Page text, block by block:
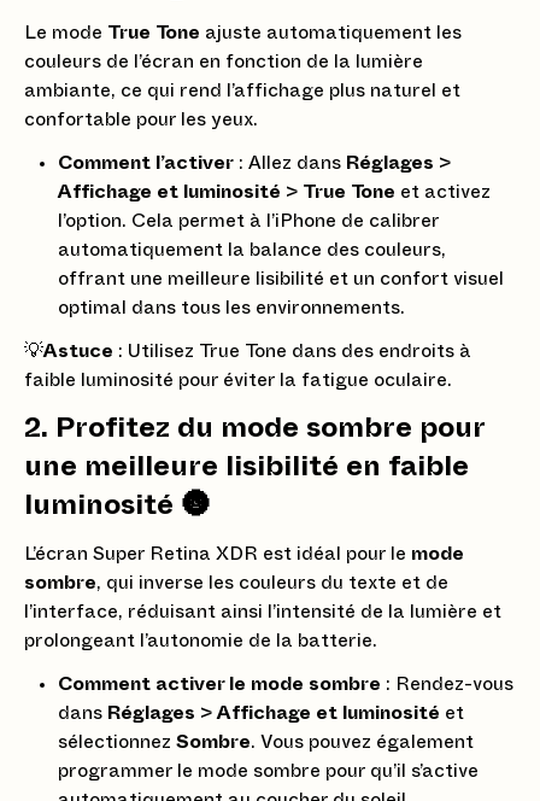
Le mode True Tone ajuste automatiquement les
couleurs de l’écran en fonction de la lumière
ambiante, ce qui rend l’affichage plus naturel et
confortable pour les yeux.
Comment l’activer : Allez dans Réglages >
Affichage et luminosité > True Tone et activez
l’option. Cela permet à l’iPhone de calibrer
automatiquement la balance des couleurs,
offrant une meilleure lisibilité et un confort visuel
optimal dans tous les environnements.
💡Astuce : Utilisez True Tone dans des endroits à
faible luminosité pour éviter la fatigue oculaire.
2. Profitez du mode sombre pour
une meilleure lisibilité en faible
luminosité 🌚
L’écran Super Retina XDR est idéal pour le mode
sombre, qui inverse les couleurs du texte et de
l’interface, réduisant ainsi l’intensité de la lumière et
prolongeant l’autonomie de la batterie.
Comment activer le mode sombre : Rendez-vous
dans Réglages > Affichage et luminosité et
sélectionnez Sombre. Vous pouvez également
programmer le mode sombre pour qu’il s’active